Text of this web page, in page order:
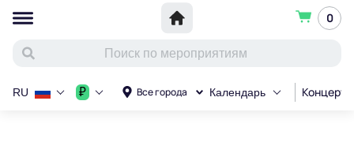
0
Все города Календарь Концерт
RU ₽